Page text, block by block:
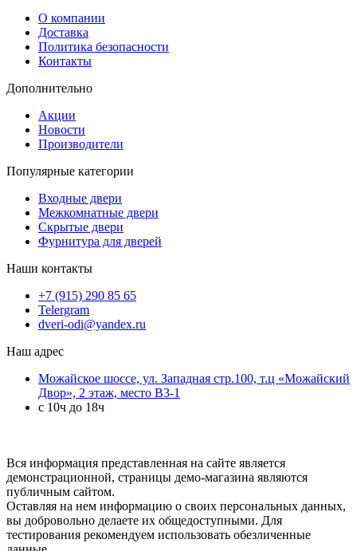
О компании
Доставка
Политика безопасности
Контакты
Дополнительно
Акции
Новости
Производители
Популярные категории
Входные двери
Межкомнатные двери
Скрытые двери
Фурнитура для дверей
Наши контакты
+7 (915) 290 85 65
Telergram
dveri-odi@yandex.ru
Наш адрес
Можайское шоссе, ул. Западная стр.100, т.ц «Можайский
Двор», 2 этаж, место B3-1
с 10ч до 18ч
Вся информация представленная на сайте является
демонстрационной, страницы демо-магазина являются
публичным сайтом.
Оставляя на нем информацию о своих персональных данных,
вы добровольно делаете их общедоступными. Для
тестирования рекомендуем использовать обезличенные